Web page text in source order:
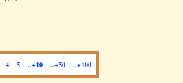
4 5 ..+10 ..+50 ..+100